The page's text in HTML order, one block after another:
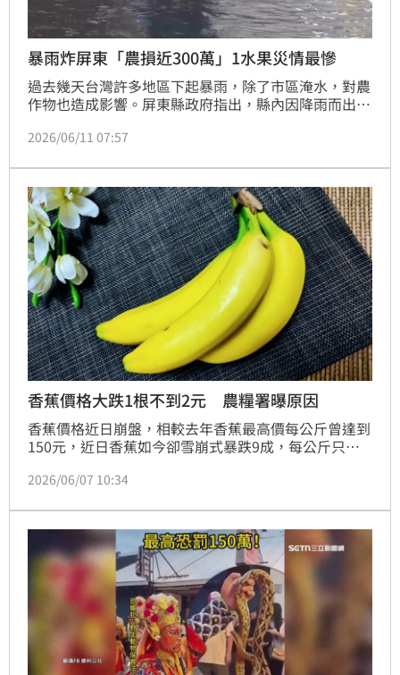
暴雨炸屏東「農損近300萬」1水果災情最慘
過去幾天台灣許多地區下起暴雨，除了市區淹水，對農
作物也造成影響。屏東縣政府指出，縣內因降雨而出現
萬7000元最多九如、鹽埔、長治均有災情。目前縣府
益。
2026/06/11 07:57
香蕉價格大跌1根不到2元 農糧署曝原因
香蕉價格近日崩盤，相較去年香蕉最高價每公斤曾達到
150元，近日香蕉如今卻雪崩式暴跌9成，每公斤只剩8
糧署長姚士源也做出回應。
2026/06/07 10:34